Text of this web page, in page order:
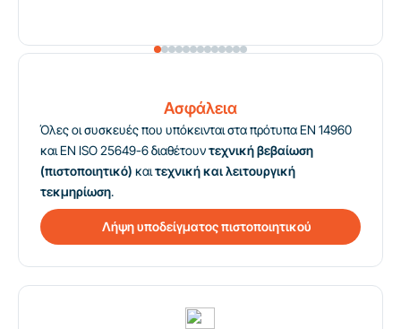
Ασφάλεια
Όλες οι συσκευές που υπόκεινται στα πρότυπα EN 14960
και EN ISO 25649-6 διαθέτουντεχνική βεβαίωση
(πιστοποιητικό) καιτεχνική και λειτουργική
τεκμηρίωση.
Λήψη υποδείγματος πιστοποιητικού